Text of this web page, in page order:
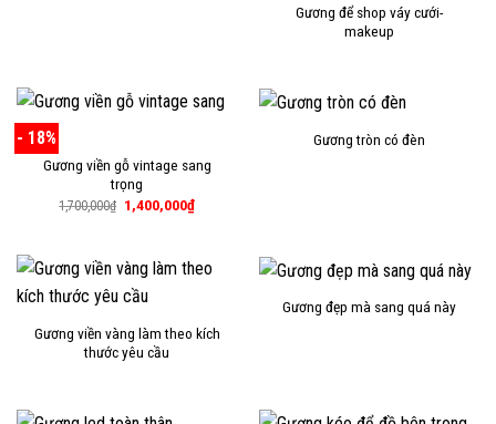
Gương để shop váy cưới-
makeup
- 18%
Gương viền gỗ vintage sang
trọng
1,700,000₫ Giá
gốc
1,400,000₫Giá
hiện
1,400,000₫.
Gương tròn có đèn
Gương viền vàng làm theo kích
thước yêu cầu
Gương đẹp mà sang quá này